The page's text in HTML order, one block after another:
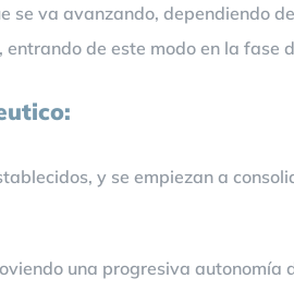
se va avanzando, dependiendo
de este modo en la fase
y se empiezan a
una progresiva